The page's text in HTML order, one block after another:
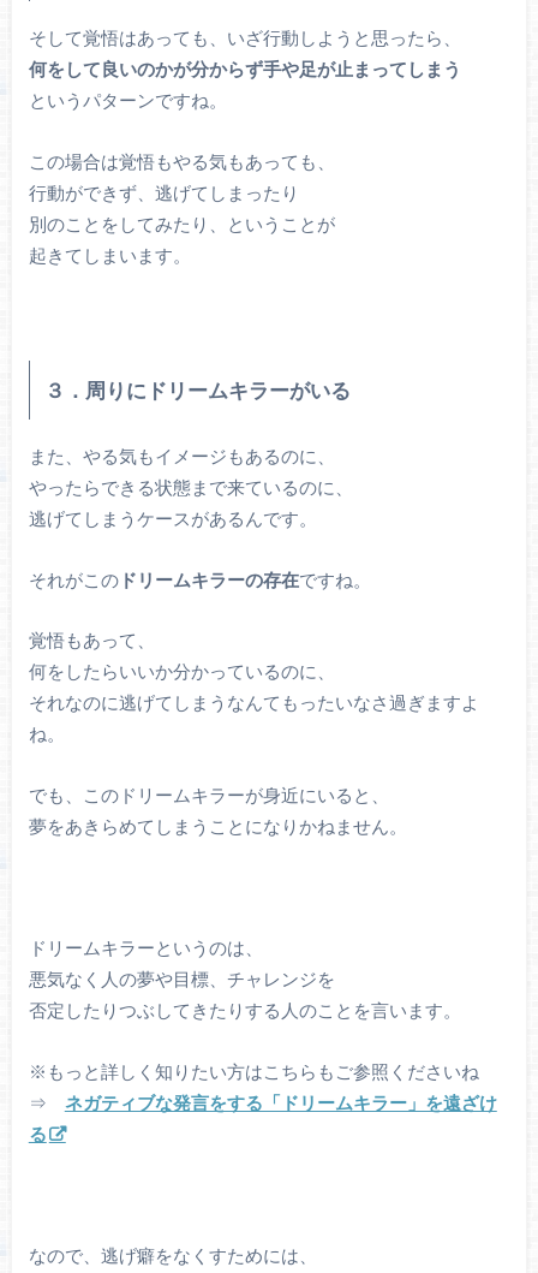
そして覚悟はあっても、いざ行動しようと思ったら、
何をして良いのかが分からず手や足が止まってしまう
というパターンですね。
この場合は覚悟もやる気もあっても、
行動ができず、逃げてしまったり
別のことをしてみたり、ということが
起きてしまいます。
３．周りにドリームキラーがいる
また、やる気もイメージもあるのに、
やったらできる状態まで来ているのに、
逃げてしまうケースがあるんです。
それがこのドリームキラーの存在ですね。
覚悟もあって、
何をしたらいいか分かっているのに、
それなのに逃げてしまうなんてもったいなさ過ぎますよ
ね。
でも、このドリームキラーが身近にいると、
夢をあきらめてしまうことになりかねません。
ドリームキラーというのは、
悪気なく人の夢や目標、チャレンジを
否定したりつぶしてきたりする人のことを言います。
※もっと詳しく知りたい方はこちらもご参照くださいね
⇒ ネガティブな発言をする「ドリームキラー」を遠ざけ
る
なので、逃げ癖をなくすためには、